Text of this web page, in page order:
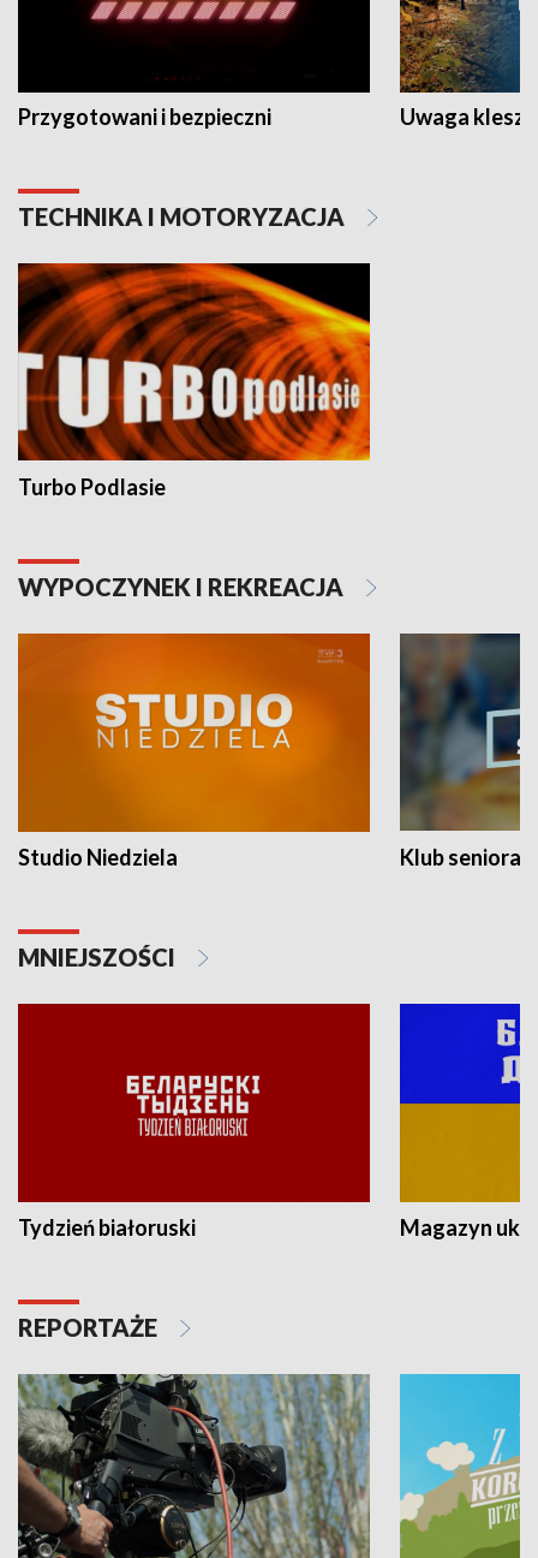
Przygotowani i bezpieczni Uwaga
TECHNIKA I MOTORYZACJA
Turbo Podlasie
WYPOCZYNEK I REKREACJA
Studio Niedziela Klub seniora
MNIEJSZOŚCI
Tydzień białoruski Magazyn
REPORTAŻE